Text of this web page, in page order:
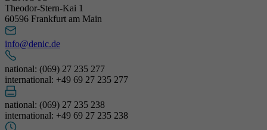
Theodor-Stern-Kai 1
60596 Frankfurt am Main
info@denic.de
national: (069) 27 235 277
international: +49 69 27 235 277
national: (069) 27 235 238
international: +49 69 27 235 238